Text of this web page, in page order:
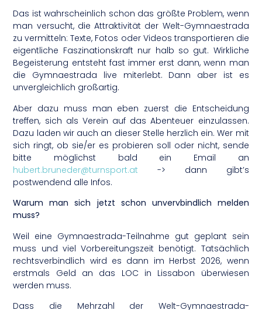
Das ist wahrscheinlich schon das größte Problem, wenn
man versucht, die Attraktivität der Welt-Gymnaestrada
zu vermitteln: Texte, Fotos oder Videos transportieren die
eigentliche Faszinationskraft nur halb so gut. Wirkliche
Begeisterung entsteht fast immer erst dann, wenn man
die Gymnaestrada live miterlebt. Dann aber ist es
unvergleichlich großartig.
Aber dazu muss man eben zuerst die Entscheidung
treffen, sich als Verein auf das Abenteuer einzulassen.
Dazu laden wir auch an dieser Stelle herzlich ein. Wer mit
sich ringt, ob sie/er es probieren soll oder nicht, sende
bitte möglichst bald ein Email an
hubert.bruneder@turnsport.at -> dann gibt’s
postwendend alle Infos.
Warum man sich jetzt schon unvervbindlich melden
muss?
Weil eine Gymnaestrada-Teilnahme gut geplant sein
muss und viel Vorbereitungszeit benötigt. Tatsächlich
rechtsverbindlich wird es dann im Herbst 2026, wenn
erstmals Geld an das LOC in Lissabon überwiesen
werden muss.
Dass die Mehrzahl der Welt-Gymnaestrada-